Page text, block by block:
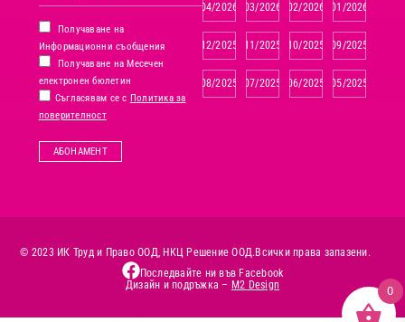
Получаване на
Информационни съобщения
Получаване на Месечен
електронен бюлетин
Съгласявам се с Политика за
поверителност
АБОНАМЕНТ
04/2026 03/2026 02/2026 01/2026
12/2025 11/2025 10/2025 09/2025
08/2025 07/2025 06/2025 05/2025
© 2023 ИК Труд и Право ООД, НКЦ Решение ООД. Всички права запазени.
Последвайте ни във Facebook
Дизайн и подръжка – M2 Design 0